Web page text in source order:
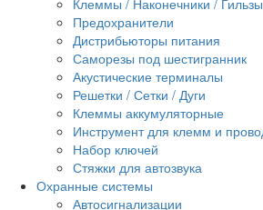
Предохранители
Дистрибьюторы питания
Саморезы под шестигранник
Акустические терминалы
Решетки / Сетки / Дуги
Клеммы аккумуляторные
Инструмент для клемм и
Набор ключей
Стяжки для автозвука
Охранные системы
Автосигнализации